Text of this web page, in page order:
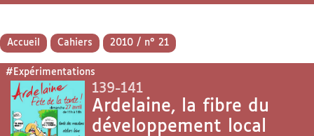
Accueil Cahiers 2010 / n° 21
#Expérimentations
139-141
Ardelaine, la fibre du
développement local